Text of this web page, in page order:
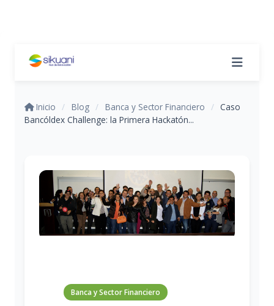
Inicio / Blog / Banca y Sector Financiero / Caso
Bancóldex Challenge: la Primera Hackatón...
Banca y Sector Financiero